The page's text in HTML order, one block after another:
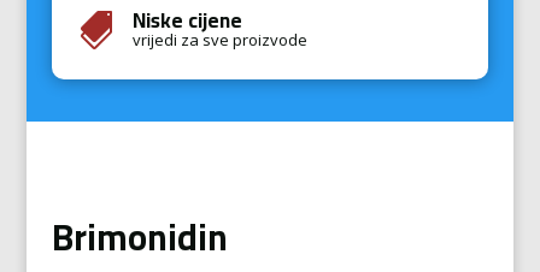
 Niske cijene
vrijedi za sve proizvode
Brimonidin